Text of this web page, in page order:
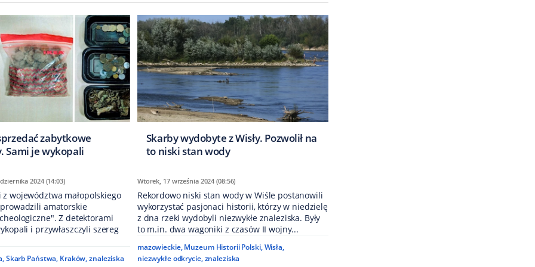
zabytkowe
Sami je wykopali
2024 (14:03)
województwa małopolskiego
amatorskie
Z detektorami
i przywłaszczyli szereg
,Skarb Państwa, Kraków,znaleziska
Skarby wydobyte z Wisły. Pozwolił na
to niski stan wody
Wtorek, 17 września 2024 (08:56)
Rekordowo niski stan wody w Wiśle postanowili
wykorzystać pasjonaci historii, którzy w niedzielę
z dna rzeki wydobyli niezwykłe znaleziska. Były
to m.in. dwa wagoniki z czasów II wojny...
mazowieckie, Muzeum Historii Polski,Wisła,
niezwykłe odkrycie,znaleziska